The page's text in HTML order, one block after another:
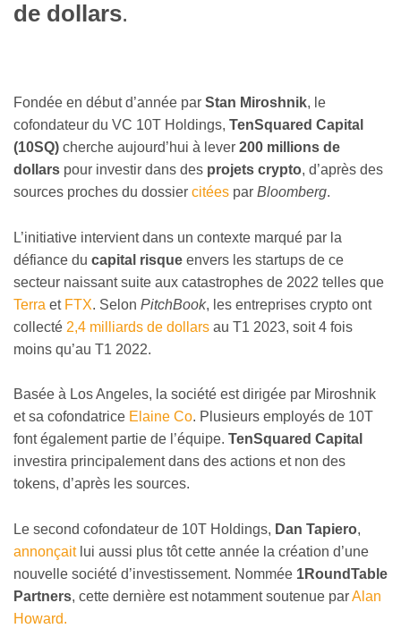
de dollars.
Fondée en début d’année par Stan Miroshnik, le
cofondateur du VC 10T Holdings, TenSquared Capital
(10SQ) cherche aujourd’hui à lever 200 millions de
dollars pour investir dans des projets crypto, d’après des
sources proches du dossier citées par Bloomberg.
L’initiative intervient dans un contexte marqué par la
défiance du capital risque envers les startups de ce
secteur naissant suite aux catastrophes de 2022 telles que
Terra et FTX. Selon PitchBook, les entreprises crypto ont
collecté 2,4 milliards de dollars au T1 2023, soit 4 fois
moins qu’au T1 2022.
Basée à Los Angeles, la société est dirigée par Miroshnik
et sa cofondatrice Elaine Co. Plusieurs employés de 10T
font également partie de l’équipe. TenSquared Capital
investira principalement dans des actions et non des
tokens, d’après les sources.
Le second cofondateur de 10T Holdings, Dan Tapiero,
annonçaitlui aussi plus tôt cette année la création d’une
nouvelle société d’investissement. Nommée 1RoundTable
Partners, cette dernière est notamment soutenue parAlan
Howard.